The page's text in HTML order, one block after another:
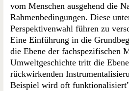
vom Menschen ausgehend die
Rahmenbedingungen. Diese
Perspektivenwahl führen zu
Eine Einführung in die
die Ebene der fachspezifischen
Umweltgeschichte tritt die
rückwirkenden
Beispiel wird oft